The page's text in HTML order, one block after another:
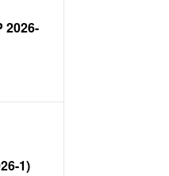
2026-
1)